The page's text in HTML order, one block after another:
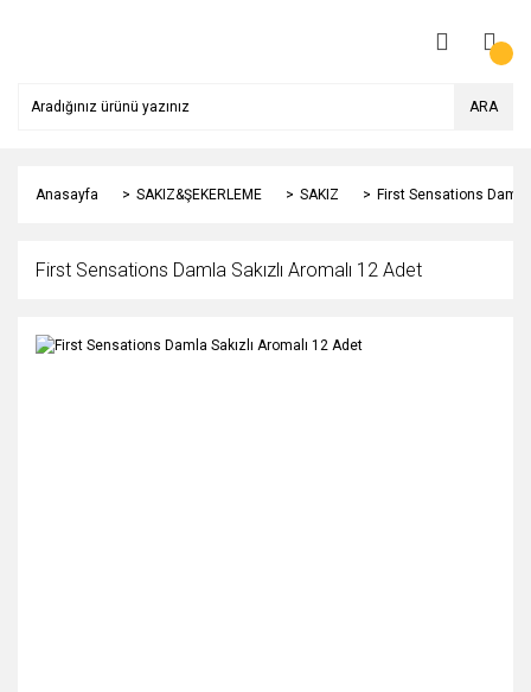
ARA
Anasayfa SAKIZ&ŞEKERLEME SAKIZ First Sensations Damla
First Sensations Damla Sakızlı Aromalı 12 Adet